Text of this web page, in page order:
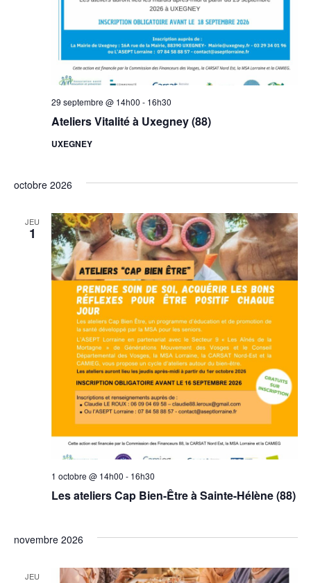
Ateliers Vitalité à Uxegney (88)
29 septembre @ 14h00 - 16h30
UXEGNEY
octobre 2026
JEU
1
Les ateliers Cap Bien-Être à Sainte-Hélène (88)
1 octobre @ 14h00 - 16h30
novembre 2026
JEU